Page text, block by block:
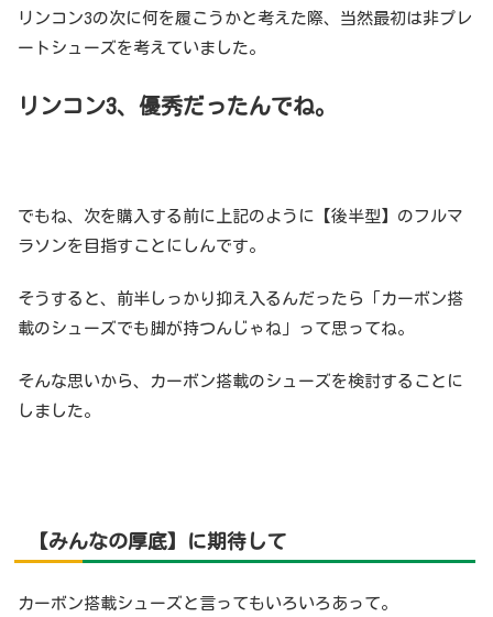
リンコン3の次に何を履こうかと考えた際、当然最初は非プレ
ートシューズを考えていました。
リンコン3、優秀だったんでね。
でもね、次を購入する前に上記のように【後半型】のフルマ
ラソンを目指すことにしんです。
そうすると、前半しっかり抑え入るんだったら「カーボン搭
載のシューズでも脚が持つんじゃね」って思ってね。
そんな思いから、カーボン搭載のシューズを検討することに
しました。
【みんなの厚底】に期待して
カーボン搭載シューズと言ってもいろいろあって。